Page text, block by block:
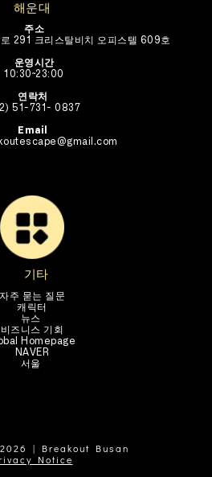
기타
자주 묻는 질문
캐릭터
뉴스
비즈니스 기회
Homepage
NAVER
서울
해운대
주소
291 크리스탈비치 오피스텔 609호
운영시간
10:30~23:00
연락처
51-731- 0837
Email
| Breakout Busan
Notice